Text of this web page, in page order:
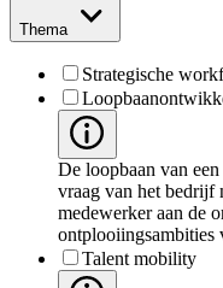
Thema
Strategische
De loopbaan van
vraag van het bedrijf
medewerker aan de
ontplooiingsambities
Talent mobility